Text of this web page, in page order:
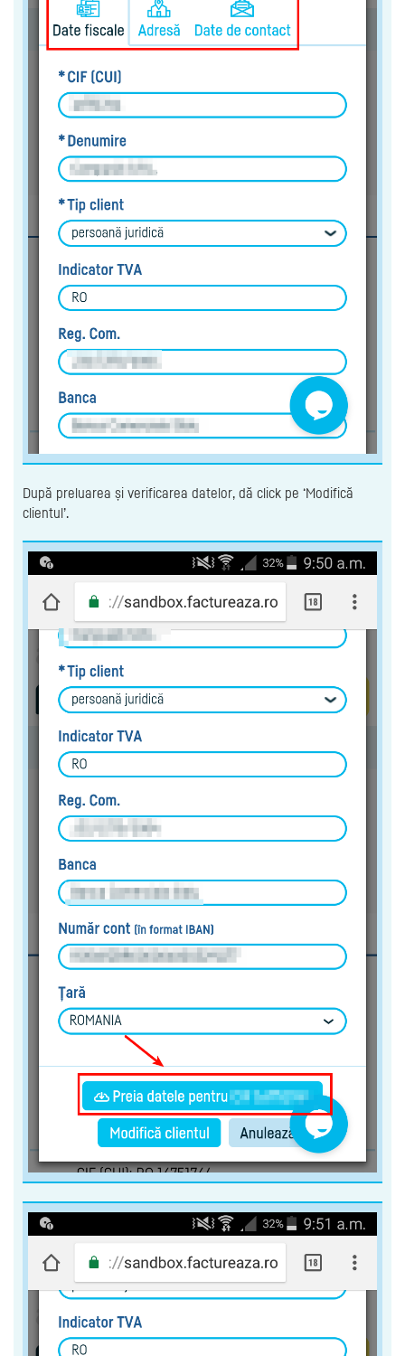
După preluarea și verificarea datelor, dă click pe ‘Modifică
clientul’.